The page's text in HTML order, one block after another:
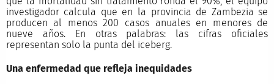
investigador calcula que en la provincia de Zambezia se
producen al menos 200 casos anuales en menores de
nueve años. En otras palabras: las cifras oficiales
representan solo la punta del iceberg.
Una enfermedad que refleja inequidades